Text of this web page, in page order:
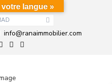
info@ranaimmobilier.com
langue »